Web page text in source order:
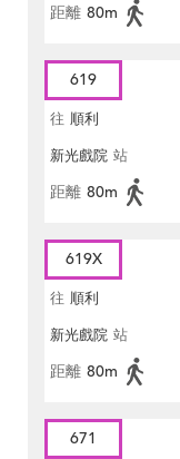
距離 80m
619
往 順利
新光戲院 站
距離 80m
619X
往 順利
新光戲院 站
距離 80m
671